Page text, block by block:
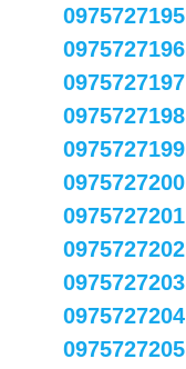
0975727195
0975727196
0975727197
0975727198
0975727199
0975727200
0975727201
0975727202
0975727203
0975727204
0975727205